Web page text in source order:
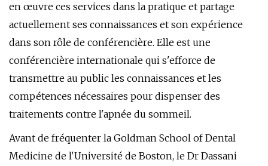
en œuvre ces services dans la pratique et partage
actuellement ses connaissances et son expérience
dans son rôle de conférencière. Elle est une
conférencière internationale qui s'efforce de
transmettre au public les connaissances et les
compétences nécessaires pour dispenser des
traitements contre l'apnée du sommeil.
Avant de fréquenter la Goldman School of Dental
Medicine de l'Université de Boston, le Dr Dassani